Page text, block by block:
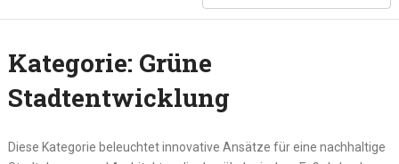
Kategorie: Grüne
Stadtentwicklung
Diese Kategorie beleuchtet innovative Ansätze für eine nachhaltige